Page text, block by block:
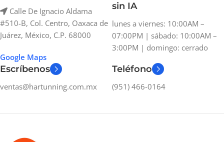
Calle De Ignacio Aldama
#510-B, Col. Centro, Oaxaca de
Juárez, México, C.P. 68000
Google Maps
sin IA
lunes a viernes: 10:00AM –
07:00PM | sábado: 10:00AM –
3:00PM | domingo: cerrado
Escríbenos
ventas@hartunning.com.mx
Teléfono
(951) 466-0164